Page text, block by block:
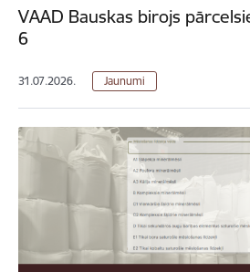
VAAD Bauskas birojs
6
31.07.2026. Jaunumi